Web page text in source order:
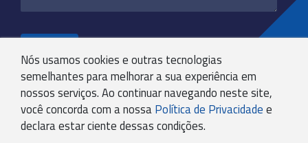
Nós usamos cookies e outras tecnologias
semelhantes para melhorar a sua experiência em
nossos serviços. Ao continuar navegando neste site,
você concorda com a nossa Política de Privacidade e
declara estar ciente dessas condições.
+55 31 3244-4800
COMUNICACAO@KRYPTONBPO.COM.BR
RUA VISCONDE DE TAUNAY, 173 - SÃO LUCAS - BH -